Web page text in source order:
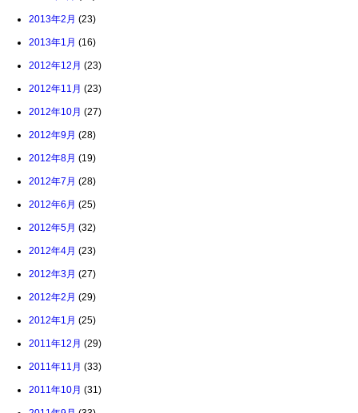
2013年2月 (23)
2013年1月 (16)
2012年12月 (23)
2012年11月 (23)
2012年10月 (27)
2012年9月 (28)
2012年8月 (19)
2012年7月 (28)
2012年6月 (25)
2012年5月 (32)
2012年4月 (23)
2012年3月 (27)
2012年2月 (29)
2012年1月 (25)
2011年12月 (29)
2011年11月 (33)
2011年10月 (31)